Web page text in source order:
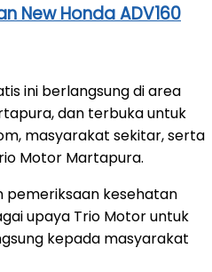
New Honda ADV160
ini berlangsung di area
dan terbuka untuk
masyarakat sekitar, serta
Motor Martapura.
pemeriksaan kesehatan
upaya Trio Motor untuk
kepada masyarakat